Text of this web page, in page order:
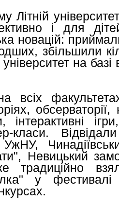
Літній
і для
новацій:
збільшили
університет на
всіх
інтерактивні
класи.
Невицький
традиційно
у